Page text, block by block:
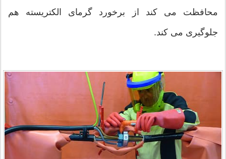
محافظت می کند از برخورد گرمای الکتریسته هم
جلوگیری می کند.